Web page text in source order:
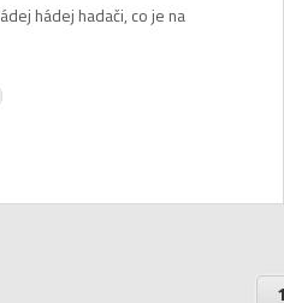
hádej hadači, co je na